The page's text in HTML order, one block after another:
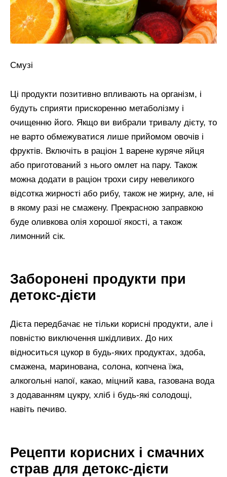
Смузі
Ці продукти позитивно впливають на організм, і
будуть сприяти прискоренню метаболізму і
очищенню його. Якщо ви вибрали тривалу дієту, то
не варто обмежуватися лише прийомом овочів і
фруктів. Включіть в раціон 1 варене куряче яйця
або приготований з нього омлет на пару. Також
можна додати в раціон трохи сиру невеликого
відсотка жирності або рибу, також не жирну, але, ні
в якому разі не смажену. Прекрасною заправкою
буде оливкова олія хорошої якості, а також
лимонний сік.
Заборонені продукти при
детокс-дієти
Дієта передбачає не тільки корисні продукти, але і
повністю виключення шкідливих. До них
відноситься цукор в будь-яких продуктах, здоба,
смажена, маринована, солона, копчена їжа,
алкогольні напої, какао, міцний кава, газована вода
з додаванням цукру, хліб і будь-які солодощі,
навіть печиво.
Рецепти корисних і смачних
страв для детокс-дієти